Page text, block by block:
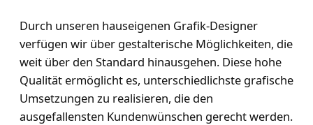
Durch unseren hauseigenen Grafik-Designer
verfügen wir über gestalterische Möglichkeiten, die
weit über den Standard hinausgehen. Diese hohe
Qualität ermöglicht es, unterschiedlichste grafische
Umsetzungen zu realisieren, die den
ausgefallensten Kundenwünschen gerecht werden.